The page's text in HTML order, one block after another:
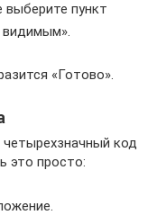
пункт
видимым».
«Готово».
код
это просто: